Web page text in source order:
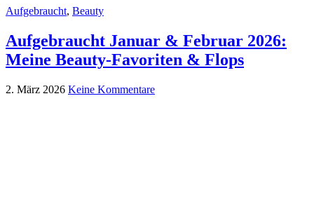
Aufgebraucht, Beauty
Aufgebraucht Januar & Februar 2026:
Meine Beauty-Favoriten & Flops
2. März 2026 Keine Kommentare